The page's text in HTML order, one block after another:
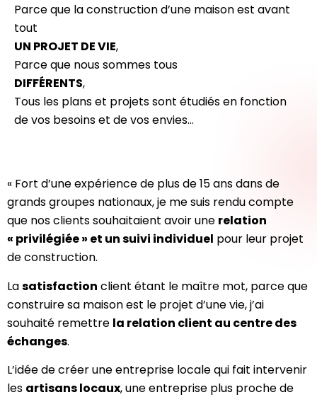
Parce que la construction d’une maison est avant
tout
UN PROJET DE VIE,
Parce que nous sommes tous
DIFFÉRENTS,
Tous les plans et projets sont étudiés en fonction
de vos besoins et de vos envies…
« Fort d’une expérience de plus de 15 ans dans de
grands groupes nationaux, je me suis rendu compte
que nos clients souhaitaient avoir une relation
« privilégiée » et un suivi individuel pour leur projet
de construction.
Lasatisfaction client étant le maître mot, parce que
construire sa maison est le projet d’une vie, j’ai
souhaité remettre la relation client au centre des
échanges.
L’idée de créer une entreprise locale qui fait intervenir
les artisans locaux, une entreprise plus proche de